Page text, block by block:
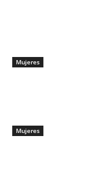
Mujeres
Mujeres